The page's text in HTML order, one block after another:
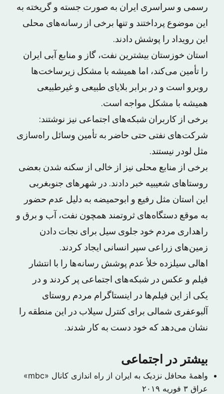
رسمی و سراسری ایران به صورت جسته و گریخته به
این موضوع پرداختند و تنها برخی از رسانه‌های محلی
این رویداد را پوشش دادند.
استان خوزستان بیشترین نفت، گاز و منابع آبی ایران
را تأمین می‌کند، اما همیشه با مشکل زیرساخت‌ها
روبرو است و در برابر بلایای طبیعی و غیرطبیعی
همیشه با مشکل مواجه است.
برخی از کاربران شبکه‌های اجتماعی نیز نوشتند:
شرکت‌های نفتی حتی حاضر به تأمین وسائل راه‌سازی
مثل لودر نیستند.
برخی از منابع محلی نیز از خالی از سکنه شدن بعضی
روستاهای شعیبیه خبر دادند. در شهرهای جنوبغربی
این استان مثل رفیع و ابوحمیضه به دلیل عدم حضور
به موقع دستگاه‌های ثروتمند همچون نفت، آب و برق و
راهداری مردم خود جلوی سیل برای نجات دادن
زمین‌های زراعی سپر انسانی ایجاد کردند.
اهالی سیلزده خلأ عدم پوشش رسانه‌ها را با انتشار
فیلم و عکس در شبکه‌های اجتماعی پر کردند و در
یکی از این فیلم‌ها در اینستاگرام مردم روستای
آلبوعفری شمالی برای کنترل سیلاب در این منطقه را
نشان می‌دهد که خود دست به کار شدند.
بیشتر در اجتماعی
واهمهٔ محافل نزدیک به ایران از راه اندازی کانال «mbc»
عراق ۳ فوریه ۲۰۱۹